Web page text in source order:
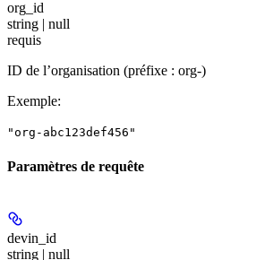
org_id
string | null
requis
ID de l’organisation (préfixe : org-)
Exemple:
"org-abc123def456"
Paramètres de requête
devin_id
string | null